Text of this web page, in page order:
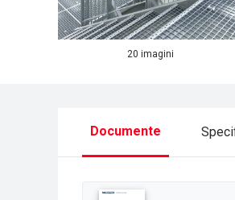
20 imagini
Documente